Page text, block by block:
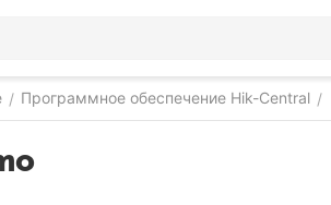
/ Программное обеспечение Hik-Central /